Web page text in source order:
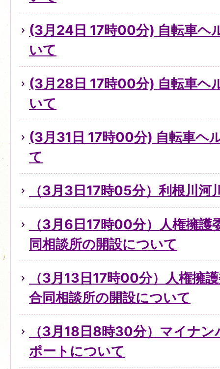
(3月24日 17時00分) 自転車ヘ
いて
(3月28日 17時00分) 自転車ヘ
いて
(3月31日 17時00分) 自転車ヘ
て
（3月3日17時05分）利根川
（3月6日17時00分）人権擁護
同相談所の開設について
（3月13日17時00分）人権擁
合同相談所の開設について
（3月18日8時30分）マイナ
ポートについて